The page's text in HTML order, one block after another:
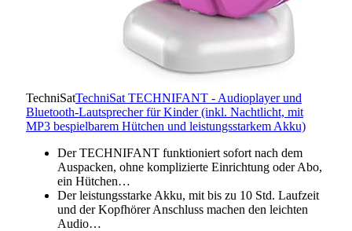
TechniSatTechniSat TECHNIFANT - Audioplayer und
Bluetooth-Lautsprecher für Kinder (inkl. Nachtlicht, mit
MP3 bespielbarem Hütchen und leistungsstarkem Akku)
Der TECHNIFANT funktioniert sofort nach dem
Auspacken, ohne komplizierte Einrichtung oder Abo,
ein Hütchen…
Der leistungsstarke Akku, mit bis zu 10 Std. Laufzeit
und der Kopfhörer Anschluss machen den leichten
Audio…